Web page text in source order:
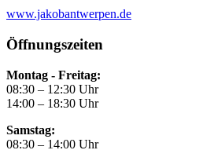
www.jakobantwerpen.de
Öffnungszeiten
Montag - Freitag:
08:30 – 12:30 Uhr
14:00 – 18:30 Uhr
Samstag:
08:30 – 14:00 Uhr